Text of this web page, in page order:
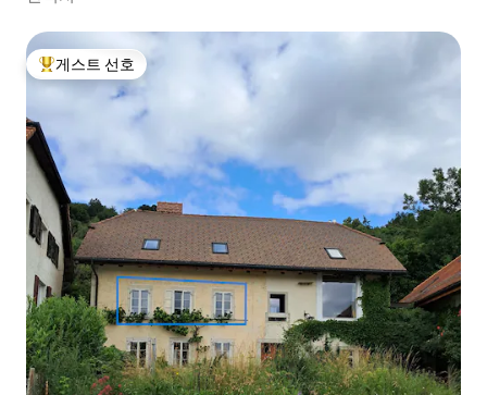
상위 게스트 선호
게스트 선호